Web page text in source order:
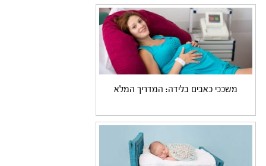
משככי כאבים בלידה: המדריך המלא